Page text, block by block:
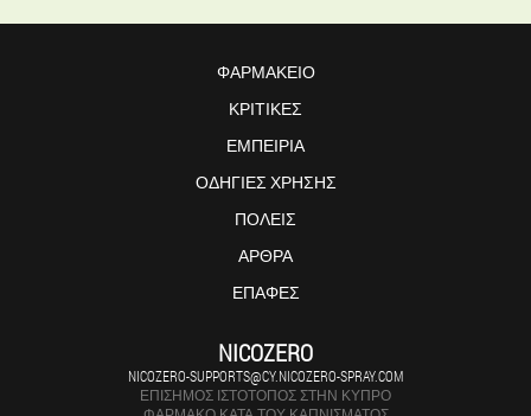
ΦΑΡΜΑΚΕΊΟ
ΚΡΙΤΙΚΈΣ
ΕΜΠΕΙΡΊΑ
ΟΔΗΓΊΕΣ ΧΡΉΣΗΣ
ΠΌΛΕΙΣ
ΆΡΘΡΑ
ΕΠΑΦΈΣ
NICOZERO
NICOZERO-SUPPORTS@CY.NICOZERO-SPRAY.COM
ΕΠΊΣΗΜΟΣ ΙΣΤΌΤΟΠΟΣ ΣΤΗΝ ΚΎΠΡΟ